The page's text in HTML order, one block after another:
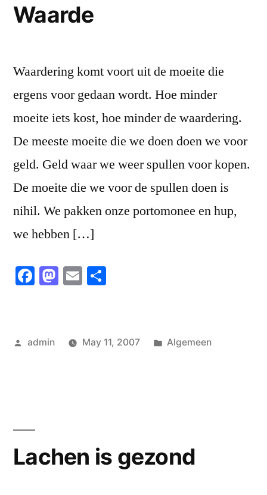
Waarde
Waardering komt voort uit de moeite die
ergens voor gedaan wordt. Hoe minder
moeite iets kost, hoe minder de waardering.
De meeste moeite die we doen doen we voor
geld. Geld waar we weer spullen voor kopen.
De moeite die we voor de spullen doen is
nihil. We pakken onze portomonee en hup,
we hebben […]
Facebook
Mastodon
Email
Posted
admin May 11, 2007
Posted
Algemeen
Lachen is gezond